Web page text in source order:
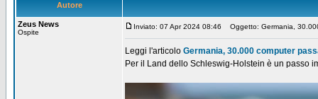
Autore
Zeus News
Ospite
Inviato: 07 Apr 2024 08:46 Oggetto: Germania,
Leggi l'articolo Germania, 30.000 computer
Per il Land dello Schleswig-Holstein è un passo